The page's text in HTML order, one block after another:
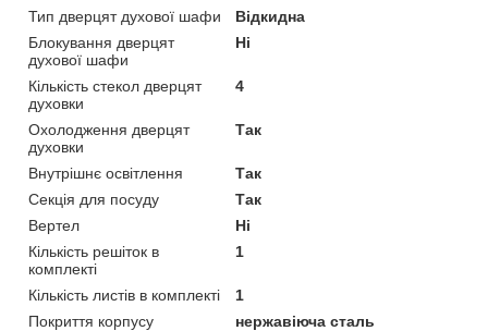
Тип дверцят духової шафи
Відкидна
Блокування дверцят
духової шафи
Ні
Кількість стекол дверцят
духовки
4
Охолодження дверцят
духовки
Так
Внутрішнє освітлення
Так
Секція для посуду
Так
Вертел
Ні
Кількість решіток в
комплекті
1
Кількість листів в комплекті
1
Покриття корпусу
нержавіюча сталь